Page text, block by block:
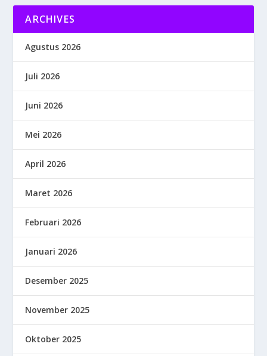
ARCHIVES
Agustus 2026
Juli 2026
Juni 2026
Mei 2026
April 2026
Maret 2026
Februari 2026
Januari 2026
Desember 2025
November 2025
Oktober 2025